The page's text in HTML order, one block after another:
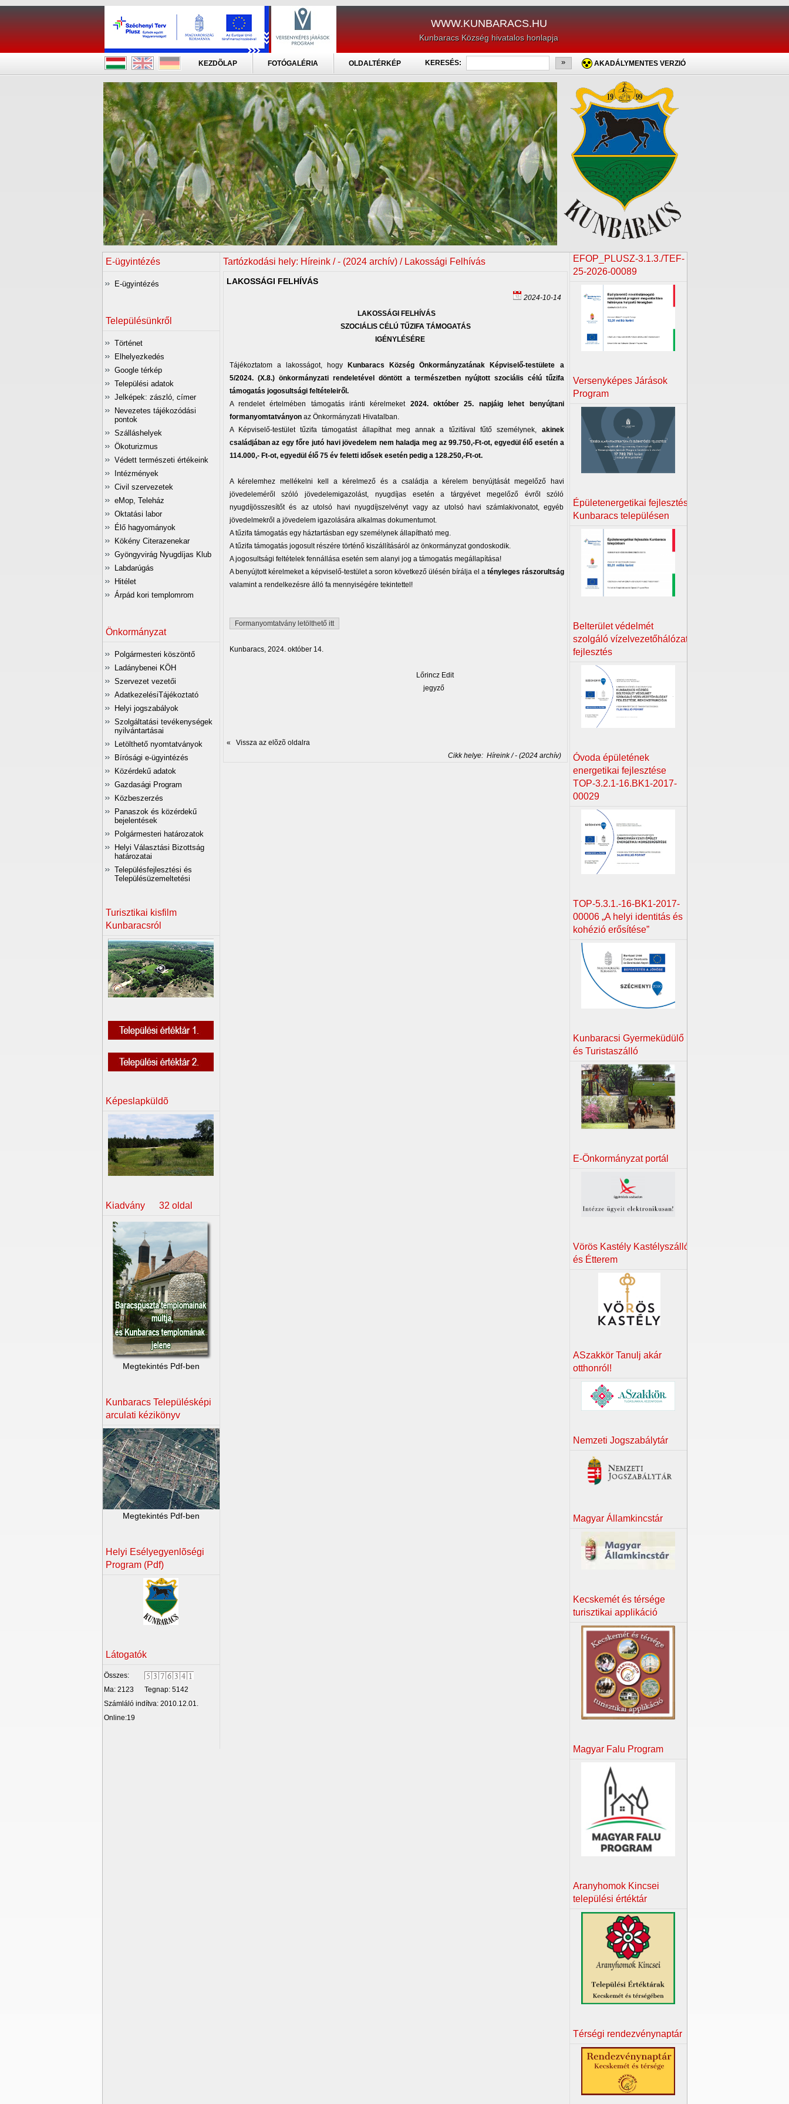
WWW.KUNBARACS.HU
Kunbaracs Község hivatalos honlapja
KEZDÕLAP FOTÓGALÉRIA OLDALTÉRKÉP KERESÉS: » AKADÁLYMENTES VERZIÓ
E-ügyintézés
E-ügyintézés
Településünkről
Történet
Elhelyezkedés
Google térkép
Települési adatok
Jelképek: zászló, címer
Nevezetes tájékozódási
pontok
Szálláshelyek
Ökoturizmus
Védett természeti értékeink
Intézmények
Civil szervezetek
eMop, Teleház
Oktatási labor
Élő hagyományok
Kökény Citerazenekar
Gyöngyvirág Nyugdíjas Klub
Labdarúgás
Hitélet
Árpád kori templomrom
Önkormányzat
Polgármesteri köszöntő
Ladánybenei KÖH
Szervezet vezetői
AdatkezelésiTájékoztató
Helyi jogszabályok
Szolgáltatási tevékenységek
nyilvántartásai
Letölthető nyomtatványok
Bírósági e-ügyintézés
Közérdekű adatok
Gazdasági Program
Közbeszerzés
Panaszok és közérdekű
bejelentések
Polgármesteri határozatok
Helyi Választási Bizottság
határozatai
Településfejlesztési és
Településüzemeltetési
Turisztikai kisfilm
Kunbaracsról
Képeslapküldõ
Kiadvány 32 oldal
Megtekintés Pdf-ben
Kunbaracs Településképi
arculati kézikönyv
Megtekintés Pdf-ben
Helyi Esélyegyenlõségi
Program (Pdf)
Látogatók
Összes:
Ma: 2123
Tegnap: 5142
Számláló indítva: 2010.12.01.
Online:19
Tartózkodási hely: Híreink / - (2024 archív) / Lakossági Felhívás
LAKOSSÁGI FELHÍVÁS
2024-10-14
LAKOSSÁGI FELHÍVÁS
SZOCIÁLIS CÉLÚ TŰZIFA TÁMOGATÁS
IGÉNYLÉSÉRE
Tájékoztatom a lakosságot, hogy
Kunbaracs Község Önkormányzatának Képviselő-testülete a
5/2024. (X.8.) önkormányzati rendeletével döntött a természetben nyújtott szociális célú tűzifa
támogatás jogosultsági feltételeiről.
A rendelet értelmében támogatás iránti kérelmeket 2024. október 25. napjáig lehet benyújtani
formanyomtatványon az Önkormányzati Hivatalban.
A Képviselő-testület tűzifa támogatást állapíthat meg annak a tűzifával fűtő személynek, akinek
családjában az egy főre jutó havi jövedelem nem haladja meg az 99.750,-Ft-ot, egyedül élő esetén a
114.000,- Ft-ot, egyedül élő 75 év feletti idősek esetén pedig a 128.250,-Ft-ot.
A kérelemhez mellékelni kell a kérelmező és a családja a kérelem benyújtását megelőző havi
jövedeleméről szóló jövedelemigazolást, nyugdíjas esetén a tárgyévet megelőző évről szóló
nyugdíjösszesítőt és az utolsó havi nyugdíjszelvényt vagy az utolsó havi számlakivonatot, egyéb
jövedelmekről a jövedelem igazolására alkalmas dokumentumot.
A tűzifa támogatás egy háztartásban egy személynek állapítható meg.
A tűzifa támogatás jogosult részére történő kiszállításáról az önkormányzat gondoskodik.
A jogosultsági feltételek fennállása esetén sem alanyi jog a támogatás megállapítása!
A benyújtott kérelmeket a képviselő-testület a soron következő ülésén bírálja el a tényleges rászorultság
valamint a rendelkezésre álló fa mennyiségére tekintettel!
Formanyomtatvány letölthető itt
Kunbaracs, 2024. október 14.
Lőrincz Edit
jegyző
« Vissza az elõzõ oldalra
Cikk helye:Híreink / - (2024 archív)
EFOP_PLUSZ-3.1.3./TEF-
25-2026-00089
Versenyképes Járások
Program
Épületenergetikai fejlesztés
Kunbaracs településen
Belterület védelmét
szolgáló vízelvezetőhálózat
fejlesztés
Óvoda épületének
energetikai fejlesztése
TOP-3.2.1-16.BK1-2017-
00029
TOP-5.3.1.-16-BK1-2017-
00006 „A helyi identitás és
kohézió erősítése”
Kunbaracsi Gyermeküdülő
és Turistaszálló
E-Önkormányzat portál
Vörös Kastély Kastélyszálló
és Étterem
ASzakkör Tanulj akár
otthonról!
Nemzeti Jogszabálytár
Magyar Államkincstár
Kecskemét és térsége
turisztikai applikáció
Magyar Falu Program
Aranyhomok Kincsei
települési értéktár
Térségi rendezvénynaptár